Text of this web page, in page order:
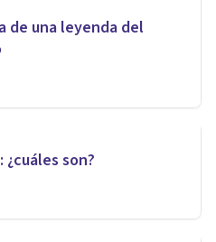
de una leyenda del
son?